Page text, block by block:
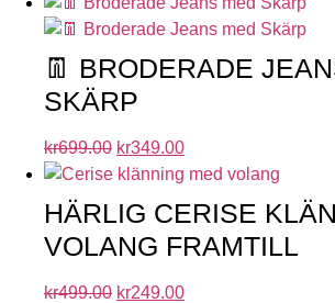
👖 BRODERADE
SKÄRP
kr699.00 kr349.00
HÄRLIG CERISE
VOLANG FRAMTILL
kr499.00 kr249.00